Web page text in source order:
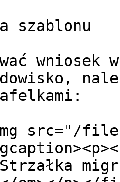
szablonu
wniosek
src="/